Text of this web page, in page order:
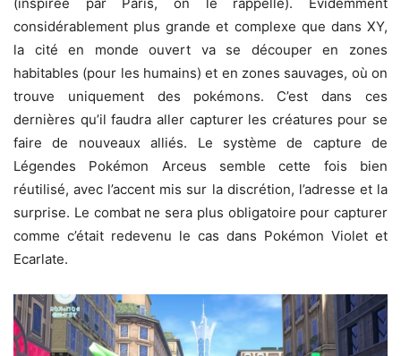
considérablement plus grande et complexe que dans XY,
la cité en monde ouvert va se découper en zones
habitables (pour les humains) et en zones sauvages, où on
trouve uniquement des pokémons. C’est dans ces
dernières qu’il faudra aller capturer les créatures pour se
faire de nouveaux alliés. Le système de capture de
Légendes Pokémon Arceus semble cette fois bien
réutilisé, avec l’accent mis sur la discrétion, l’adresse et la
surprise. Le combat ne sera plus obligatoire pour capturer
comme c’était redevenu le cas dans Pokémon Violet et
Ecarlate.